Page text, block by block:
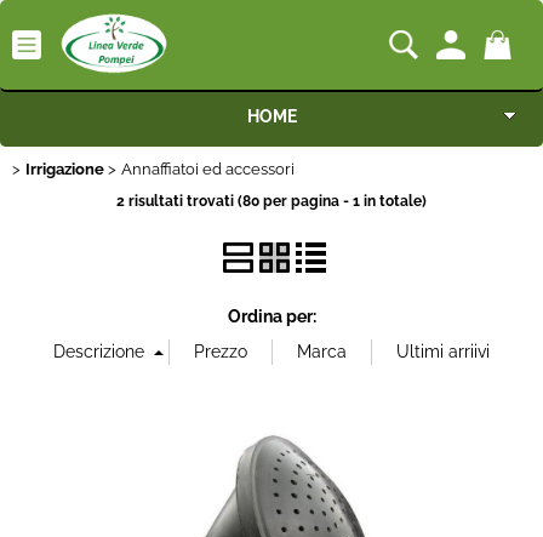
HOME
Macchine
Motocoltivatori
Irrigazione
Pompe idrauliche
Irrigazione Annaffiatoi ed accessori
2 risultati trovati (80 per pagina - 1 in totale)
Ordina per: